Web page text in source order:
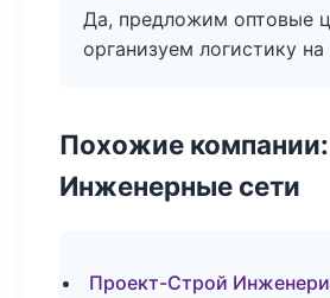
Да, предложим оптовые
организуем логистику на
Похожие компании:
Инженерные сети
Проект-Строй